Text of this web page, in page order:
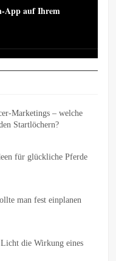
App auf Ihrem
Marketings – welche
Startlöchern?
für glückliche Pferde
man fest einplanen
die Wirkung eines